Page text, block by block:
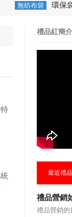
保袋-Tech Data
禮品紅簡介
最近禮
禮品營銷
禮品營銷的